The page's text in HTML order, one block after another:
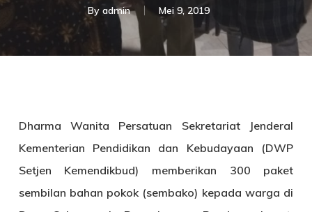
By admin Mei 9, 2019
Dharma Wanita Persatuan Sekretariat Jenderal
Kementerian Pendidikan dan Kebudayaan (DWP
Setjen Kemendikbud) memberikan 300 paket
sembilan bahan pokok (sembako) kepada warga di